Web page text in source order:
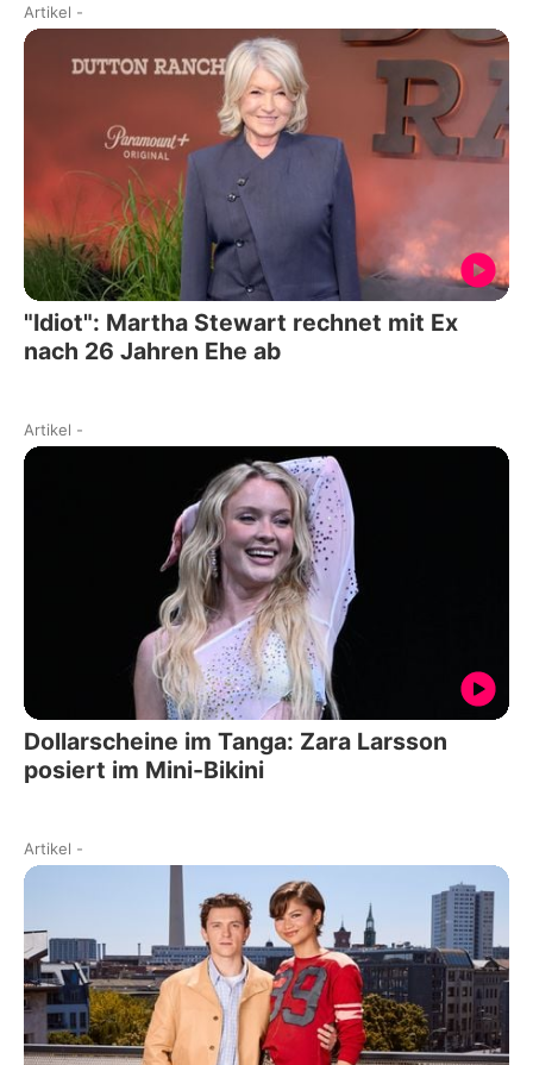
Artikel -
"Idiot": Martha Stewart rechnet mit Ex
nach 26 Jahren Ehe ab
Artikel -
Dollarscheine im Tanga: Zara Larsson
posiert im Mini-Bikini
Artikel -